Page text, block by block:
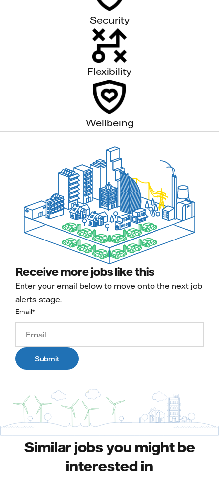
Security
Flexibility
Wellbeing
Receive more jobs like this
Enter your email below to move onto the next job
alerts stage.
Email*
Submit
Similar jobs you might be
interested in